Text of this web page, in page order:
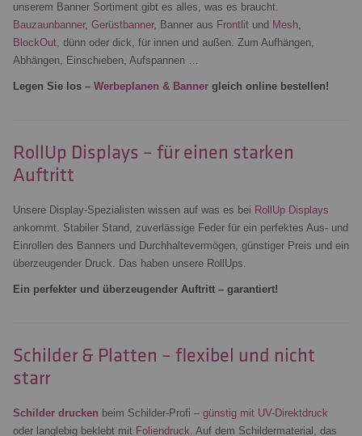
unserem Banner Sortiment gibt es alles, was es braucht.
Bauzaunbanner, Gerüstbanner, Banner aus Frontlit und Mesh,
BlockOut, dünn oder dick, für innen und außen. Zum Aufhängen,
Abhängen, Einschieben, Aufspannen …
Legen Sie los – Werbeplanen & Banner gleich online bestellen!
RollUp Displays – für einen starken
Auftritt
Unsere Display-Spezialisten wissen auf was es bei RollUp Displays
ankommt. Stabiler Stand, zuverlässige Feder für ein perfektes Aus- und
Einrollen des Banners und Durchhaltevermögen, günstiger Preis und ein
überzeugender Druck. Das haben unsere RollUps.
Ein perfekter und überzeugender Auftritt – garantiert!
Schilder & Platten – flexibel und nicht
starr
Schilder drucken beim Schilder-Profi – günstig mit UV-Direktdruck
oder langlebig beklebt mit Foliendruck. Auf dem Schildermaterial, das